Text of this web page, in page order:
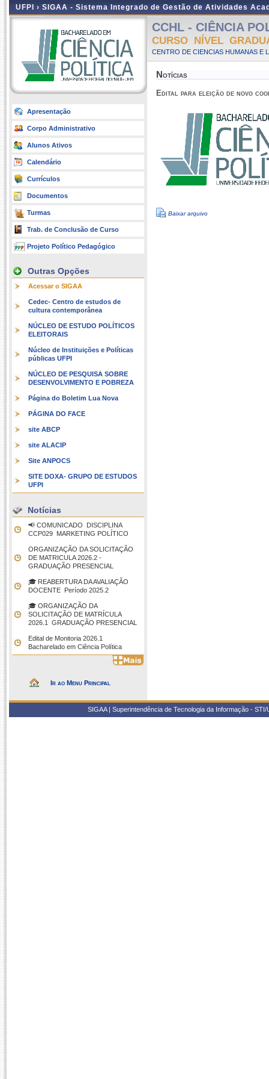
UFPI › SIGAA - Sistema Integrado de Gestão de Atividades
Apresentação
Corpo Administrativo
Alunos Ativos
Calendário
Currículos
Documentos
Turmas
Trab. de Conclusão de Curso
Projeto Político Pedagógico
Outras Opções
Acessar o SIGAA
Cedec- Centro de estudos de
cultura contemporânea
NÚCLEO DE ESTUDO POLÍTICOS
ELEITORAIS
Núcleo de Instituições e Políticas
públicas UFPI
NÚCLEO DE PESQUISA SOBRE
DESENVOLVIMENTO E POBREZA
Página do Boletim Lua Nova
PÁGINA DO FACE
site ABCP
site ALACIP
Site ANPOCS
SITE DOXA- GRUPO DE ESTUDOS
UFPI
Notícias
📢 COMUNICADO  DISCIPLINA
CCP029  MARKETING POLÍTICO
ORGANIZAÇÃO DA SOLICITAÇÃO
DE MATRICULA 2026.2 -
GRADUAÇÃO PRESENCIAL
🎓 REABERTURA DA AVALIAÇÃO
DOCENTE  Período 2025.2
🎓 ORGANIZAÇÃO DA
SOLICITAÇÃO DE MATRÍCULA
2026.1  GRADUAÇÃO PRESENCIAL
Edital de Monitoria 2026.1 
Bacharelado em Ciência Política
Ir ao Menu Principal
CCHL - CIÊNCIA
CURSO NÍVEL
CENTRO DE CIENCIAS HUMANAS E
Notícias
Edital para eleição de novo
Baixar arquivo
SIGAA | Superintendência de Tecnologia da Informação -